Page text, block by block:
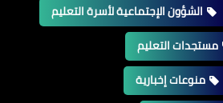
الشؤون الإجتماعية لأسرة التعليم
مستجدات التعليم
منوعات إخبارية